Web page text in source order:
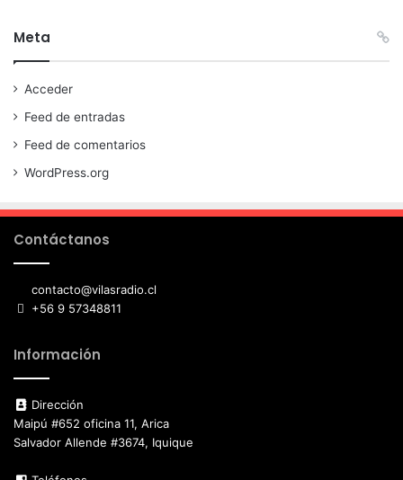
Meta
Acceder
Feed de entradas
Feed de comentarios
WordPress.org
Contáctanos
contacto@vilasradio.cl
+56 9 57348811
Información
Dirección
Maipú #652 oficina 11, Arica
Salvador Allende #3674, Iquique